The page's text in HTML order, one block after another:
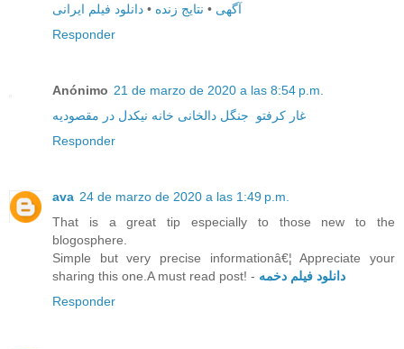
آگهی • نتایج زنده • دانلود فیلم ایرانی
Responder
Anónimo 21 de marzo de 2020 a las 8:54 p.m.
غار کرفتو
جنگل دالخانی خانه نیکدل در مقصودیه
Responder
ava 24 de marzo de 2020 a las 1:49 p.m.
That is a great tip especially to those new to the
blogosphere.
Simple but very precise informationâ€¦ Appreciate your
sharing this one.A must read post! - دانلود فیلم دخمه
Responder